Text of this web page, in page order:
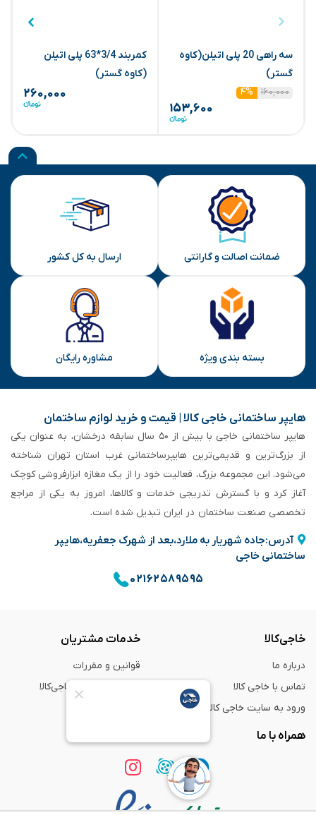
سه راهی 20 پلی اتیلن(کاوه
گستر)
۱۶۰,۰۰۰
۴%
۱۵۳,۶۰۰
کمربند 3/4*63 پلی اتیلن
(کاوه گستر)
۲۶۰,۰۰۰
ضمانت اصالت و گارانتی ارسال به کل کشور
بسته بندی ویژه مشاوره رایگان
هایپر ساختمانی خاجی‌ کالا | قیمت و خرید لوازم ساختمان
هایپر ساختمانی خاجی‌ با بیش از ۵۰ سال سابقه‌ درخشان، به عنوان یکی
از بزرگ‌ترین و قدیمی‌ترین هایپرساختمانی‌ غرب استان تهران شناخته
می‌شود. این مجموعه بزرگ، فعالیت خود را از یک مغازه ابزارفروشی کوچک
آغاز کرد و با گسترش تدریجی خدمات و کالاها، امروز به یکی از مراجع
تخصصی صنعت ساختمان در ایران تبدیل شده است.
آدرس:جاده شهریار به ملارد،بعد از شهرک جعفریه،هایپر
ساختمانی خاجی
۰۲۱۶۲۵۸۹۵۹۵
خاجی‌کالا
درباره ما
تماس با خاجی کالا
ورود به سایت خاجی‌ کالا
خدمات مشتریان
قوانین و مقررات
راهنمای خرید از خاجی‌کالا
همراه با ما